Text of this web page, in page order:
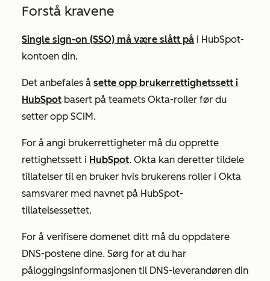
Forstå kravene
Single sign-on (SSO) må være slått på i HubSpot-
kontoen din.
Det anbefales å sette opp brukerrettighetssett i
HubSpot basert på teamets Okta-roller før du
setter opp SCIM.
For å angi brukerrettigheter må du opprette
rettighetssett i HubSpot. Okta kan deretter tildele
tillatelser til en bruker hvis brukerens roller i Okta
samsvarer med navnet på HubSpot-
tillatelsessettet.
For å verifisere domenet ditt må du oppdatere
DNS-postene dine. Sørg for at du har
påloggingsinformasjonen til DNS-leverandøren din